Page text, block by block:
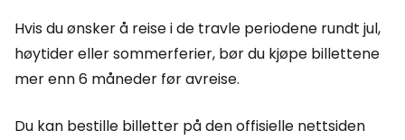
Hvis du ønsker å reise i de travle periodene rundt jul,
høytider eller sommerferier, bør du kjøpe billettene
mer enn 6 måneder før avreise.
Du kan bestille billetter på den offisielle nettsiden